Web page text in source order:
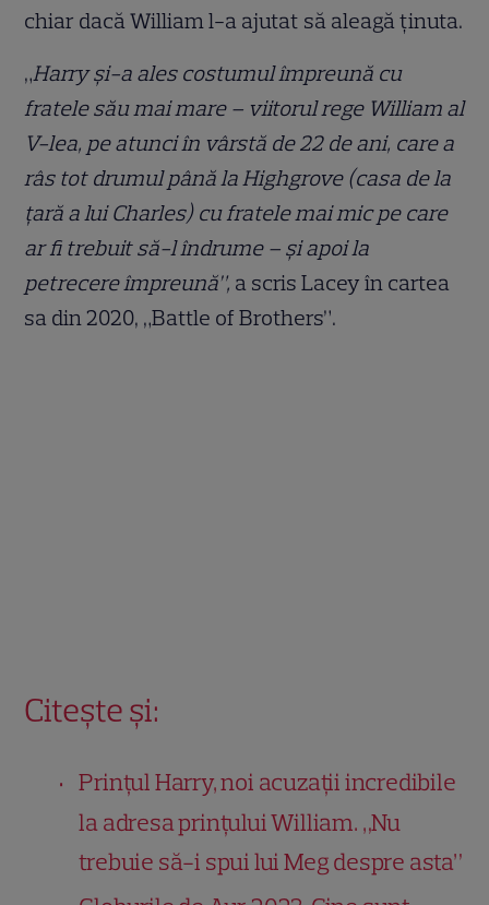
chiar dacă William l-a ajutat să aleagă ținuta.
„Harry și-a ales costumul împreună cu
fratele său mai mare – viitorul rege William al
V-lea, pe atunci în vârstă de 22 de ani, care a
râs tot drumul până la Highgrove (casa de la
țară a lui Charles) cu fratele mai mic pe care
ar fi trebuit să-l îndrume – și apoi la
petrecere împreună”, a scris Lacey în cartea
sa din 2020, „Battle of Brothers”.
Citește și:
Prințul Harry, noi acuzații incredibile
la adresa prințului William. „Nu
trebuie să-i spui lui Meg despre asta”